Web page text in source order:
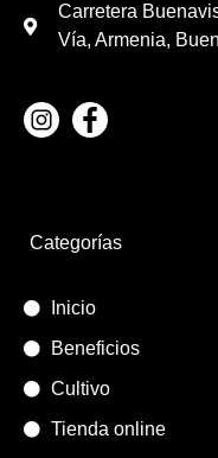
Carretera
Vía, Armenia,
Categorías
Inicio
Beneficios
Cultivo
Tienda online